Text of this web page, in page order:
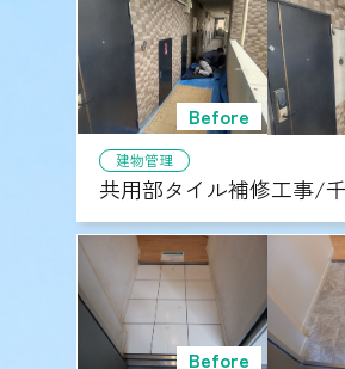
建物管理
共用部タイル補修工事/